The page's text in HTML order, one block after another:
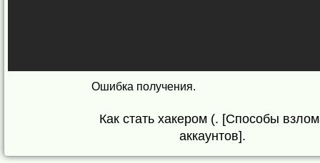
Ошибка получения.
Как стать хакером (. [Способы взлома
аккаунтов].